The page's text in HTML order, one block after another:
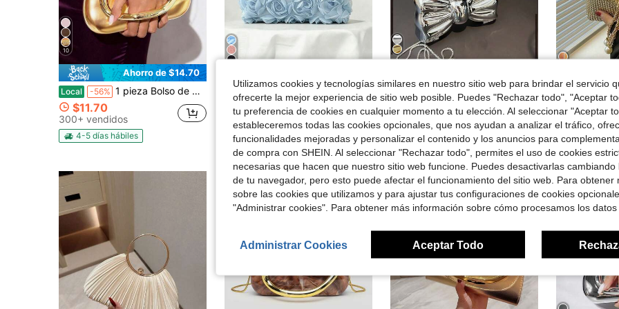
10
Ahorro de $14.70
Local -56% 1 pieza Bolso de mano estilo caja de metal vintage,bolso de noche,bolso para fiesta formal,bolso para vestido de gala,bolso para fiesta de baile,bolso de boda dorado,bolso de novia,bolso de
$11.70
300+ vendidos
4-5 días hábiles
-29%
Dedoo Bolso de noche para mujer, estampado floral, ribete metálico dorado, cadena desmontable, estilo vintage romántico, adecuado para bodas, fiestas de damas de honor, mujeres, todas las estaciones
¡Casi agotado!
$9.92 100+ vendidos
Bolso de noche en forma de lazo, bolso de hombro/cruzado y monedero para mujer, adecuado para fiestas y citas, estuche decorativo para auriculares, accesorio de moda
#4 Más vendidos
$5.38 300+ vendidos
-27% Bolso de cubo de unicolor y de moda para mujeres, bolso de hombro elegante y versátil con cadena, adecuado para compras, llevar la
#2 Más
$7.71 1.1k+
con cupón
Utilizamos cookies y tecnologías similares en nuestro sitio web para brindar el servicio
ofrecerte la mejor experiencia de sitio web posible. Puedes "Rechazar todo", "Aceptar
tu preferencia de cookies en cualquier momento a tu elección. Al seleccionar "Aceptar
estableceremos todas las cookies opcionales, que nos ayudan a analizar el tráfico,
funcionalidades mejoradas y personalizar el contenido y los anuncios para
de compra con SHEIN. Al seleccionar "Rechazar todo", permites el uso de cookies
necesarias que hacen que nuestro sitio web funcione. Puedes desactivarlas cambiando
de tu navegador, pero esto puede afectar el funcionamiento del sitio web. Para obtener
sobre las cookies que utilizamos y para ajustar tus configuraciones de cookies
"Administrar cookies". Para obtener más información sobre cómo procesamos los datos
Administrar Cookies Aceptar Todo